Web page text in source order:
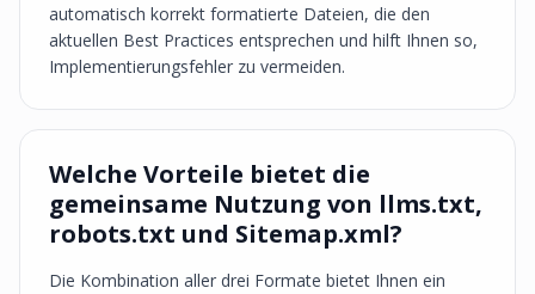
automatisch korrekt formatierte Dateien, die den
aktuellen Best Practices entsprechen und hilft Ihnen so,
Implementierungsfehler zu vermeiden.
Welche Vorteile bietet die
gemeinsame Nutzung von llms.txt,
robots.txt und Sitemap.xml?
Die Kombination aller drei Formate bietet Ihnen ein